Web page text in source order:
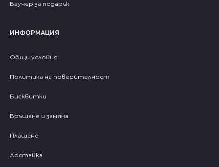
Ваучер за подарък
ИНФОРМАЦИЯ
Общи условия
Политика на поверителност
Бисквитки
Връщане и замяна
Плащане
Доставка